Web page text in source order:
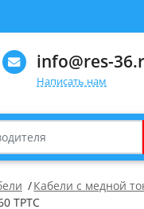
info@res-
Написать нам
Кабели с медной
ТРТС